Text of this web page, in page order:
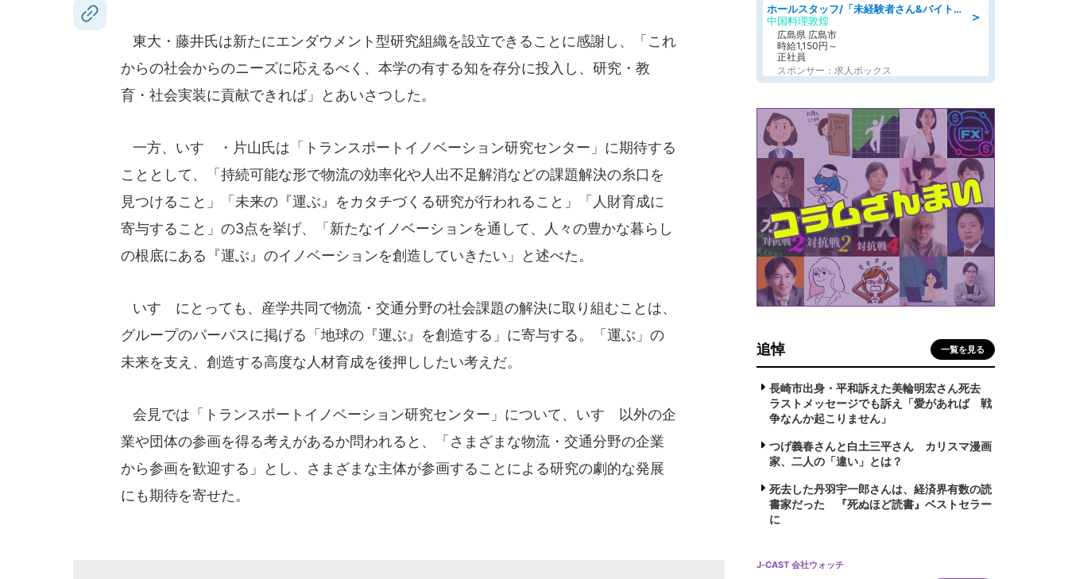
東大・藤井氏は新たにエンダウメント型研究組織を設立できることに感謝し、「これ
からの社会からのニーズに応えるべく、本学の有する知を存分に投入し、研究・教
育・社会実装に貢献できれば」とあいさつした。
一方、いすゞ・片山氏は「トランスポートイノベーション研究センター」に期待する
こととして、「持続可能な形で物流の効率化や人出不足解消などの課題解決の糸口を
見つけること」「未来の『運ぶ』をカタチづくる研究が行われること」「人財育成に
寄与すること」の3点を挙げ、「新たなイノベーションを通して、人々の豊かな暮らし
の根底にある『運ぶ』のイノベーションを創造していきたい」と述べた。
いすゞにとっても、産学共同で物流・交通分野の社会課題の解決に取り組むことは、
グループのパーパスに掲げる「地球の『運ぶ』を創造する」に寄与する。「運ぶ」の
未来を支え、創造する高度な人材育成を後押ししたい考えだ。
会見では「トランスポートイノベーション研究センター」について、いすゞ以外の企
業や団体の参画を得る考えがあるか問われると、「さまざまな物流・交通分野の企業
から参画を歓迎する」とし、さまざまな主体が参画することによる研究の劇的な発展
にも期待を寄せた。
＞
ホールスタッフ/「未経験者さん&バイトデビューも大歓迎」残業ほぼなし×1日3時間〜勤務OK!フォロー体制も充実/広島県/広島市南区
中国料理敦煌
広島県 広島市
時給1,150円～
正社員
スポンサー：求人ボックス
追悼 一覧を見る
長崎市出身・平和訴えた美輪明宏さん死去
ラストメッセージでも訴え「愛があれば 戦
争なんか起こりません」
つげ義春さんと白土三平さん カリスマ漫画
家、二人の「違い」とは？
死去した丹羽宇一郎さんは、経済界有数の読
書家だった 『死ぬほど読書』ベストセラー
に
J-CAST 会社ウォッチ